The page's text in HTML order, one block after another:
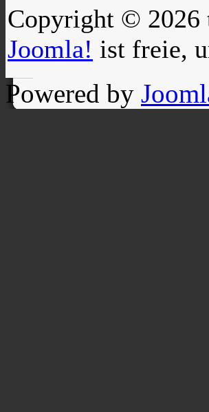
Copyright © 2026
Joomla! ist freie,
Powered by